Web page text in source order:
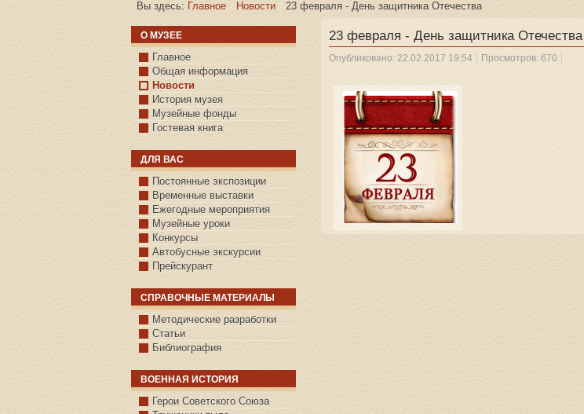
Вы здесь: Главное Новости 23 февраля - День защитника Отечества
О МУЗЕЕ
Главное
Общая информация
Новости
История музея
Музейные фонды
Гостевая книга
ДЛЯ ВАС
Постоянные экспозиции
Временные выставки
Ежегодные мероприятия
Музейные уроки
Конкурсы
Автобусные экскурсии
Прейскурант
СПРАВОЧНЫЕ МАТЕРИАЛЫ
Методические разработки
Статьи
Библиография
ВОЕННАЯ ИСТОРИЯ
С.КАЗАНСКОЕ
Герои Советского Союза
23 февраля - День защитника Отечества
Опубликовано: 22.02.2017 19:54 Просмотров: 670